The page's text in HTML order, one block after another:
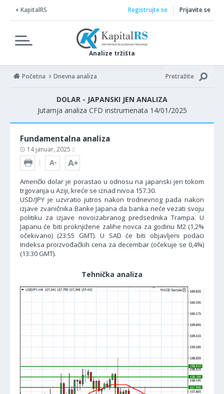
KapitalRS
Analize tržišta
Registrujte se Prijavite se
Početna Dnevna analiza Pretražite
DOLAR - JAPANSKI JEN ANALIZA
Jutarnja analiza CFD instrumenata 14/01/2025
Fundamentalna analiza
14 januar, 2025
Američki dolar je porastao u odnosu na japanski jen tokom
trgovanja u Aziji, kreće se iznad nivoa 157.30.
USD/JPY je uzvratio jutros nakon trodnevnog pada nakon
izjave zvaničnika Banke Japana da banka neće vezati svoju
politiku za izjave novoizabranog predsednika Trampa. U
Japanu će biti proknjižene zalihe novca za godinu M2 (1,2%
očekivano) (23:55 GMT). U SAD će biti objavljeni podaci
Indeksa proizvođačkih cena za decembar (očekuje se 0,4%)
(13:30 GMT).
Tehnička analiza